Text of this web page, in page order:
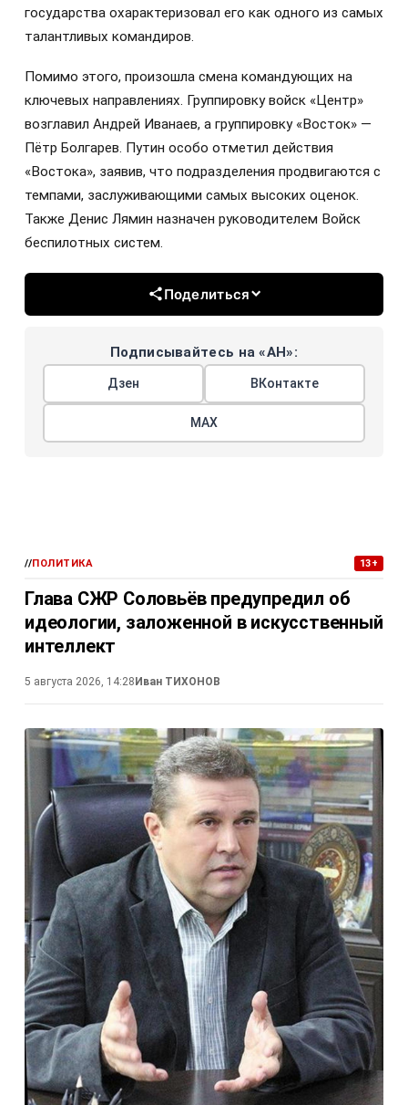
государства охарактеризовал его как одного из самых
талантливых командиров.
Помимо этого, произошла смена командующих на
ключевых направлениях. Группировку войск «Центр»
возглавил Андрей Иванаев, а группировку «Восток» —
Пётр Болгарев. Путин особо отметил действия
«Востока», заявив, что подразделения продвигаются с
темпами, заслуживающими самых высоких оценок.
Также Денис Лямин назначен руководителем Войск
беспилотных систем.
Поделиться
Подписывайтесь на «АН»:
Дзен ВКонтакте
МАХ
//ПОЛИТИКА 13+
Глава СЖР Соловьёв предупредил об
идеологии, заложенной в искусственный
интеллект
5 августа 2026, 14:28Иван ТИХОНОВ